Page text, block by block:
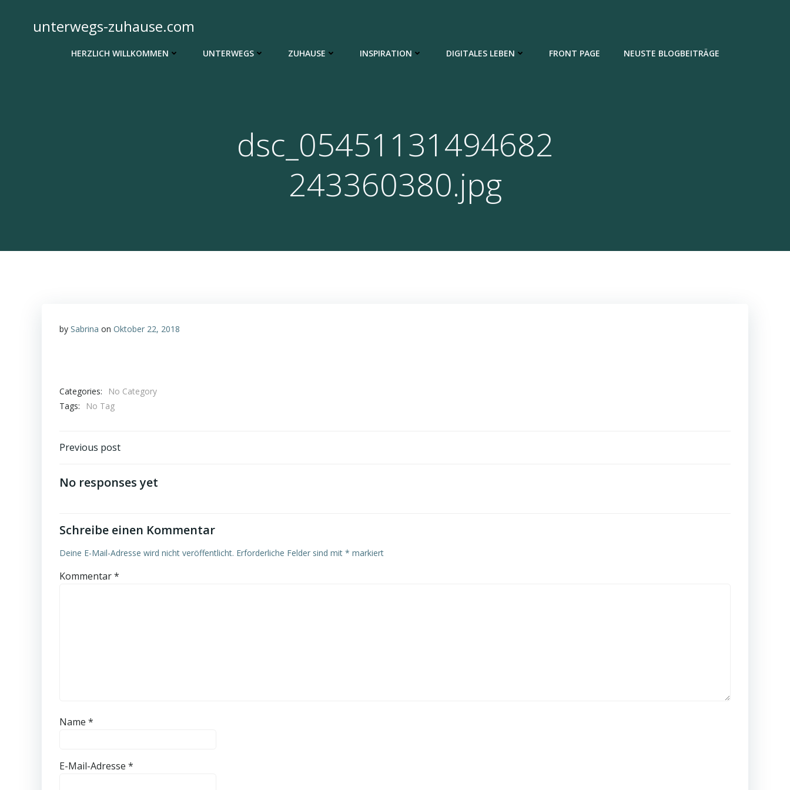
springenunterwegs-zuhause.com
HERZLICH WILLKOMMEN UNTERWEGS ZUHAUSE INSPIRATION DIGITALES LEBEN FRONT PAGE NEUSTE BLOGBEITRÄGE
dsc_05451131494682
243360380.jpg
by Sabrina on Oktober 22, 2018
Categories:
No Category
Tags:
No Tag
Post
navigation
Previous post
No responses yet
Schreibe einen Kommentar
Deine E-Mail-Adresse wird nicht veröffentlicht. Erforderliche Felder sind mit * markiert
Kommentar*
Name *
E-Mail-Adresse *